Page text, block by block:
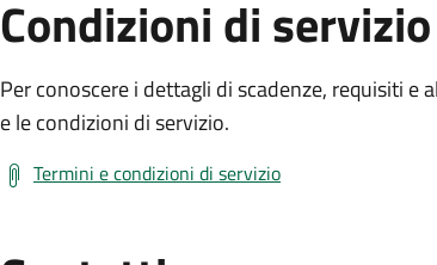
Condizioni di servizio
Per conoscere i dettagli di scadenze, requisiti
e le condizioni di servizio.
Termini e condizioni di servizio